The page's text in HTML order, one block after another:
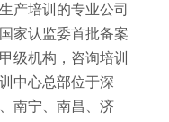
产培训的专业公司
家认监委首批备案
级机构，咨询培训
中心总部位于深
南宁、南昌、济